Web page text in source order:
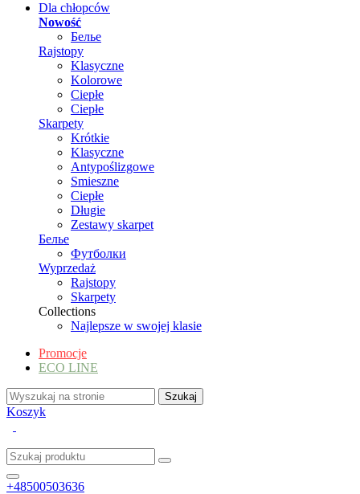
Dla chłopców
Nowość
Белье
Rajstopy
Klasyczne
Kolorowe
Ciepłe
Ciepłe
Skarpety
Krótkie
Klasyczne
Antypoślizgowe
Smieszne
Ciepłe
Długie
Zestawy skarpet
Белье
Футболки
Wyprzedaż
Rajstopy
Skarpety
Collections
Najlepsze w swojej klasie
Promocje
ECO LINE
Koszyk
+48500503636